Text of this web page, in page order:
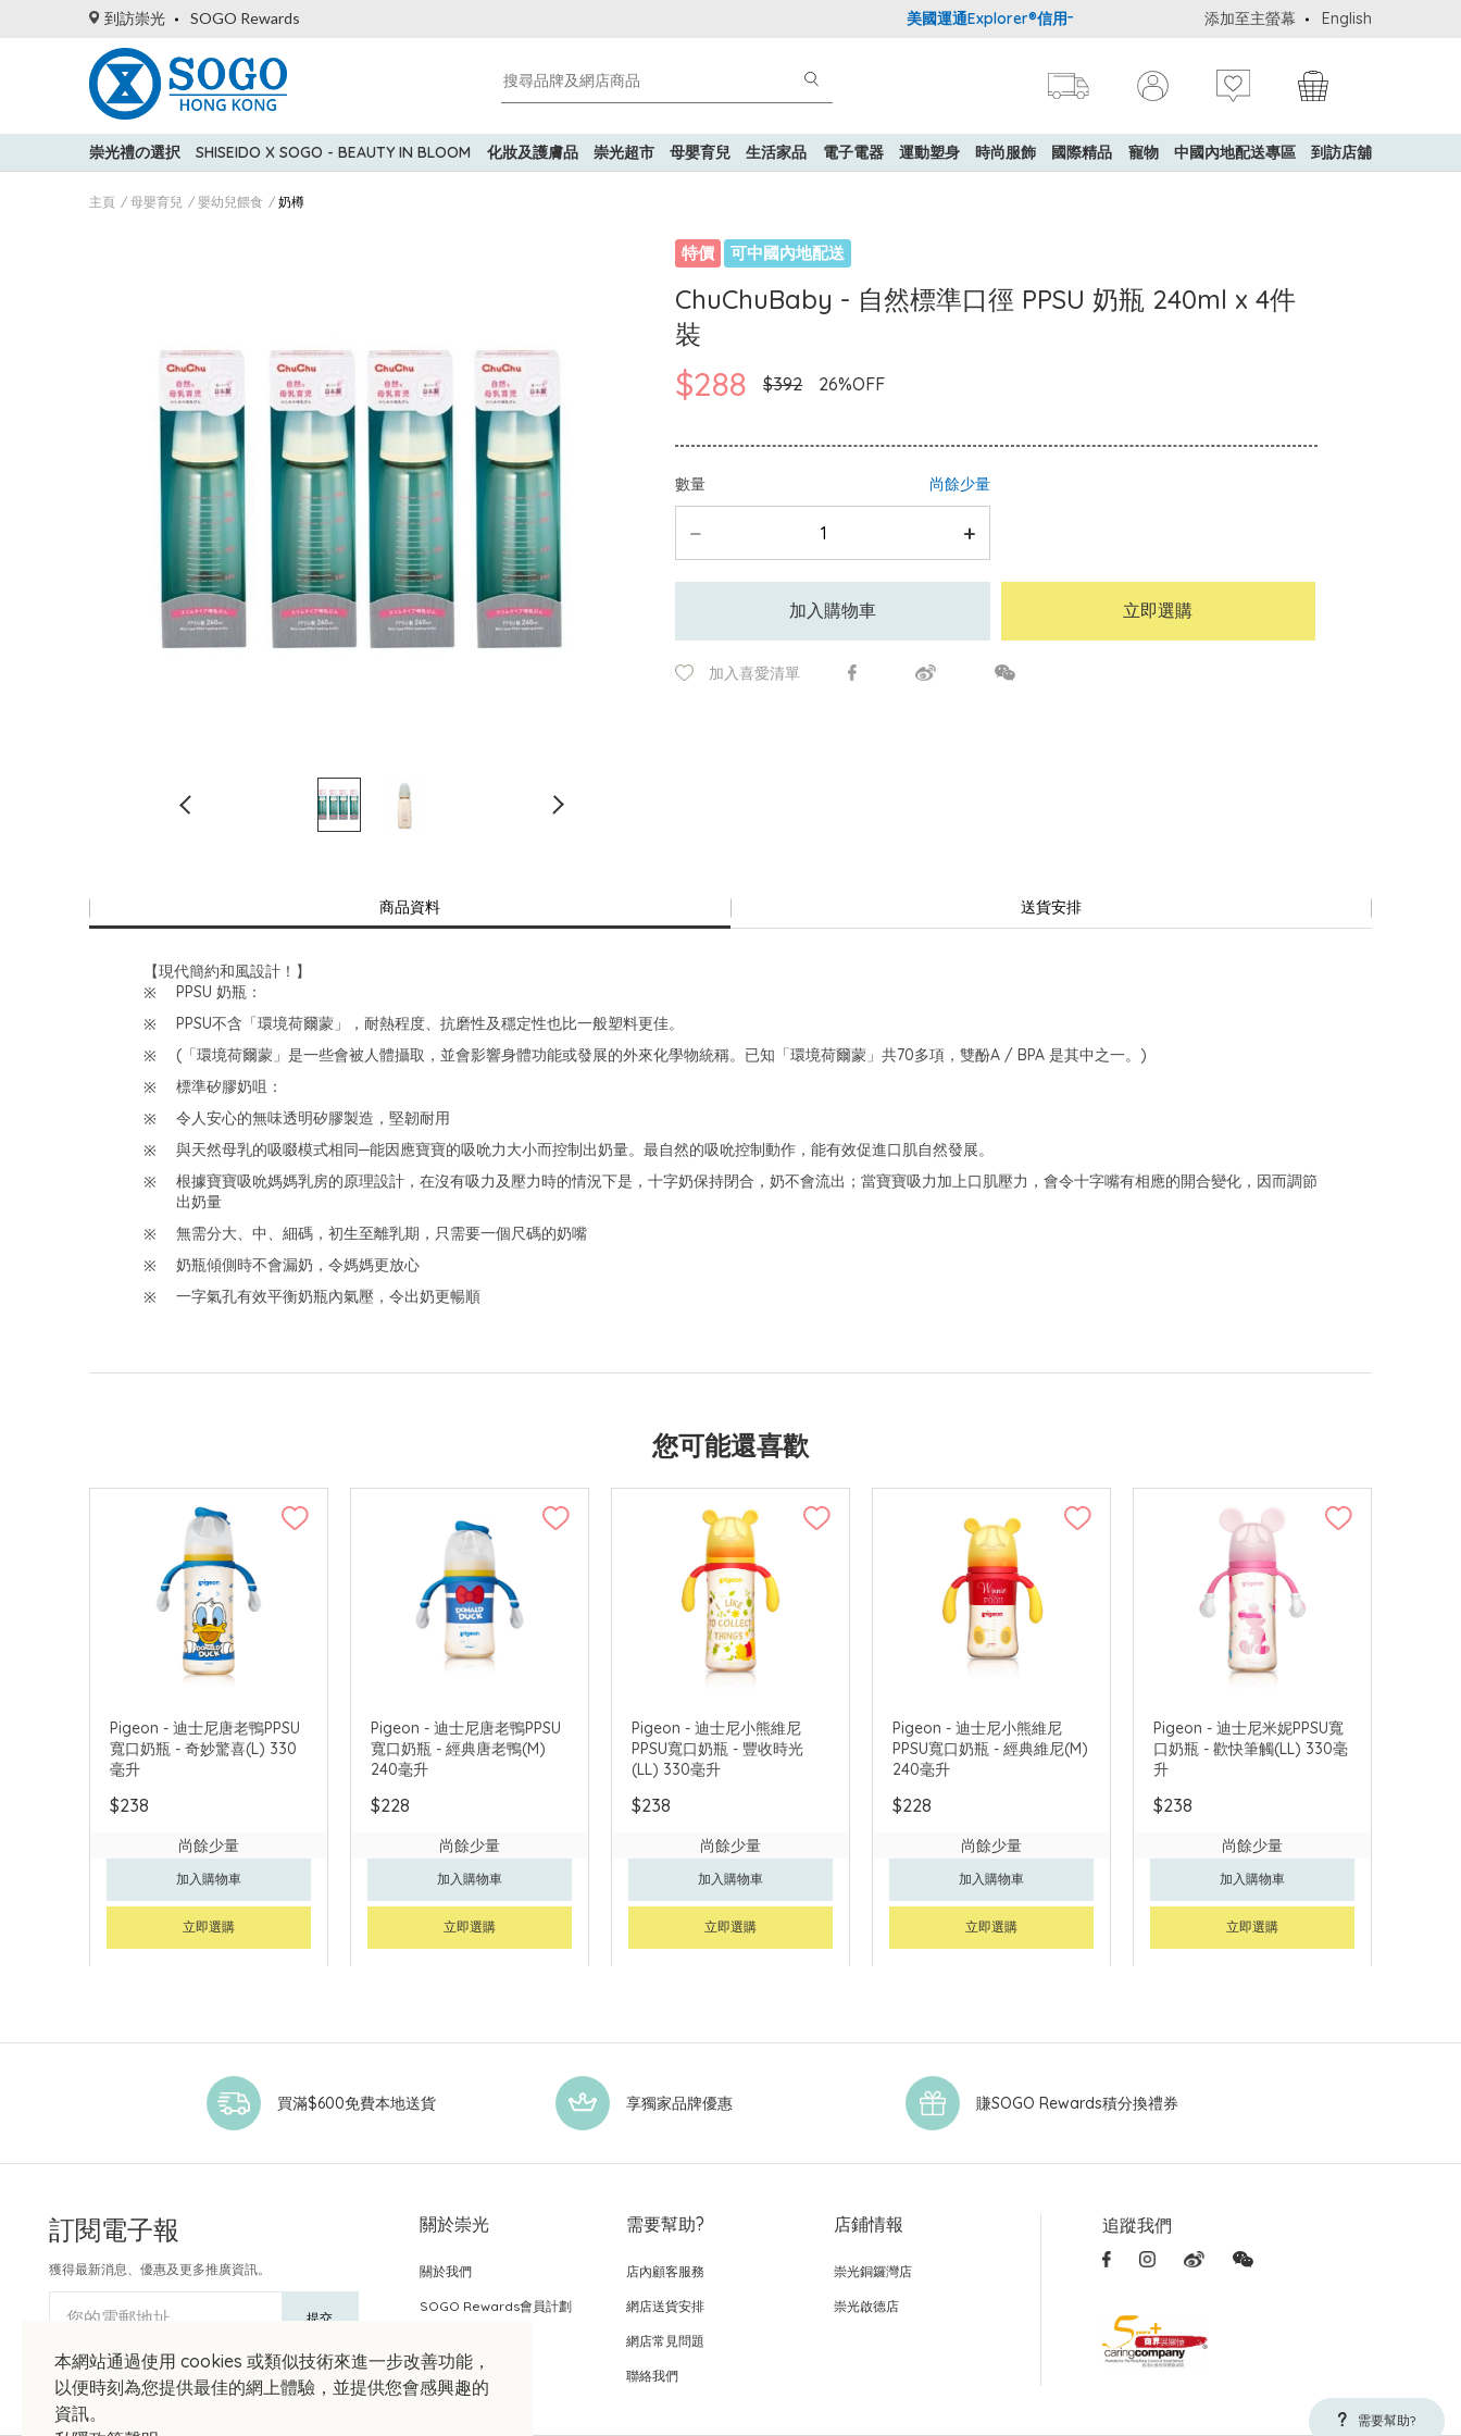
到訪崇光 SOGO Rewards 美國運通Explorer®信用卡會員購物禮遇：高達5%簽賬回贈！ 購買一般貨品(冷凍食
添加至主螢幕 English
崇光禮の選択 SHISEIDO X SOGO - BEAUTY IN BLOOM 化妝及護膚品 崇光超市 母嬰育兒 生活家品 電子電器 運動塑身 時尚服飾 國際精品 寵物 中國內地配送專區 到訪店舖
主頁 母嬰育兒 嬰幼兒餵食 奶樽
特價 可中國內地配送
ChuChuBaby - 自然標準口徑 PPSU 奶瓶 240ml x 4件
裝
$288 $392 26%OFF
數量 尚餘少量
加入購物車 立即選購
加入喜愛清單
商品資料 送貨安排
【現代簡約和風設計！】
PPSU 奶瓶：
PPSU不含「環境荷爾蒙」，耐熱程度、抗磨性及穩定性也比一般塑料更佳。
(「環境荷爾蒙」是一些會被人體攝取，並會影響身體功能或發展的外來化學物統稱。已知「環境荷爾蒙」共70多項，雙酚A / BPA 是其中之一。)
標準矽膠奶咀：
令人安心的無味透明矽膠製造，堅韌耐用
與天然母乳的吸啜模式相同─能因應寶寶的吸吮力大小而控制出奶量。最自然的吸吮控制動作，能有效促進口肌自然發展。
根據寶寶吸吮媽媽乳房的原理設計，在沒有吸力及壓力時的情況下是，十字奶保持閉合，奶不會流出；當寶寶吸力加上口肌壓力，會令十字嘴有相應的開合變化，因而調節
出奶量
無需分大、中、細碼，初生至離乳期，只需要一個尺碼的奶嘴
奶瓶傾側時不會漏奶，令媽媽更放心
一字氣孔有效平衡奶瓶內氣壓，令出奶更暢順
您可能還喜歡
Pigeon - 迪士尼唐老鴨PPSU
寬口奶瓶 - 奇妙驚喜(L) 330
毫升
$238
尚餘少量
加入購物車
立即選購
Pigeon - 迪士尼唐老鴨PPSU
寬口奶瓶 - 經典唐老鴨(M)
240毫升
$228
尚餘少量
加入購物車
立即選購
Pigeon - 迪士尼小熊維尼
PPSU寬口奶瓶 - 豐收時光
(LL) 330毫升
$238
尚餘少量
加入購物車
立即選購
Pigeon - 迪士尼小熊維尼
PPSU寬口奶瓶 - 經典維尼(M)
240毫升
$228
尚餘少量
加入購物車
立即選購
Pigeon - 迪士尼米妮PPSU寬
口奶瓶 - 歡快筆觸(LL) 330毫
升
$238
尚餘少量
加入購物車
立即選購
本網站通過使用 cookies 或類似技術來進一步改善功能，
以便時刻為您提供最佳的網上體驗，並提供您會感興趣的
資訊。
需要幫助?
買滿$600免費本地送貨 享獨家品牌優惠 賺SOGO Rewards積分換禮券
訂閱電子報
獲得最新消息、優惠及更多推廣資訊。
您的電郵地址 提交
關於崇光
關於我們
SOGO Rewards會員計劃
需要幫助?
店內顧客服務
網店送貨安排
網店常見問題
聯絡我們
店鋪情報
崇光銅鑼灣店
崇光啟德店
追蹤我們